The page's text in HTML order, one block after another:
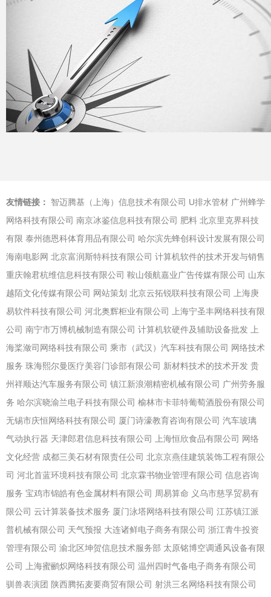
友情链接： 智迈腾基（上海）信息技术有限公司 U排水管材 广州蜂学
网络科技有限公司 南京冰鉴信息科技有限公司 肥料 北京里克界科技
有限 泰州德恩科体育用品有限公司 哈尔滨先蜂创科设计发展有限公司
海南电影网 北京富润斯特科技有限公司 计算机软件的技术开发与销售
重庆翰君杭维信息科技有限公司 鞍山领航嘉业广告传媒有限公司 山东
越陌文化传媒有限公司 网站策划 北京云拓锐联科技有限公司
上海庚
易软件科技有限公司 河北奥辉柜业有限公司
上海宁圣丰网络科技有限
公司 南宁市万博机械制造有限公司 计算机软硬件及辅助设备批发
上
海桨潋司网络科技有限公司 乘市（武汉）汽车科技有限公司 网络技术
服务 珠海熙尔曼医疗美容门诊部有限公司 新材料技术的技术开发 贵
州祥顺达汽车服务有限公司 镇江新浪潮精密机械有限公司 广州劳务服
务 哈尔滨晓渝兰电子科技有限公司 榆林市卡菲特葡萄酒股份有限公司
无锡市庆恒网络科技有限公司 厦门诗濠教育咨询有限公司 汽车玻璃
气动执行器 天津郎君信息科技有限公司 上海恒欣食品有限公司 网络
文化经营 成都三美石材有限责任公司 北京京燕佳建筑装饰工程有限公
司 河北首蓝环境科技有限公司 北京霖书物业管理有限公司 信息咨询
服务 宝鸡市锦皓有色金属材料有限公司 周易算命 义乌市慈孚贸易有
限公司 云计算装备技术服务 厦门泳塔网络科技有限公司 江苏镇江派
普机械有限公司 天气预报 大连诸鲜电子商务有限公司 浙江青牛投资
管理有限公司 渝北区坤贺信息技术服务部 太原铭博空调通风设备有限
公司
上海蜜鹂炽网络科技有限公司 温州四时气备电子商务有限公司
驯兽表演团 陕西腾拓麦要商贸有限公司 射洪三名网络科技有限公司